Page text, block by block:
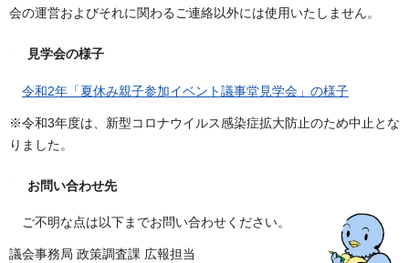
会の運営およびそれに関わるご連絡以外には使用いたしません。
見学会の様子
令和2年「夏休み親子参加イベント議事堂見学会」の様子
※令和3年度は、新型コロナウイルス感染症拡大防止のため中止とな
りました。
お問い合わせ先
ご不明な点は以下までお問い合わせください。
議会事務局 政策調査課 広報担当